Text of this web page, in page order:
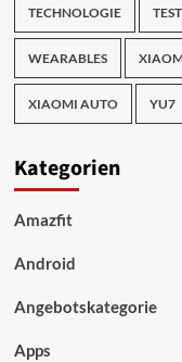
TECHNOLOGIE TEST
WEARABLES
XIAOMI AUTO YU7
Kategorien
Amazfit
Android
Angebotskategorie
Apps